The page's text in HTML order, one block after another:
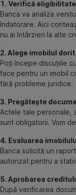
1. Verifică
Banca va analiza
îndatorare. Aici
nu ai întârzieri la alte
2. Alege imobilul dorit
Poți începe discuțiile
face pentru un imobil
fără probleme juridice.
3. Pregătește
Actele tale personale,
sunt obligatorii. Vom
4. Evaluarea
Banca solicită un
autorizat pentru a
5. Aprobarea
După verificarea